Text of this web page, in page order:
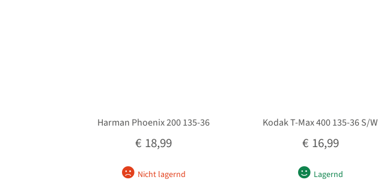
Harman Phoenix 200 135-36
€ 18,99
Nicht lagernd
Kodak T-Max 400 135-36 S/W
€ 16,99
Lagernd